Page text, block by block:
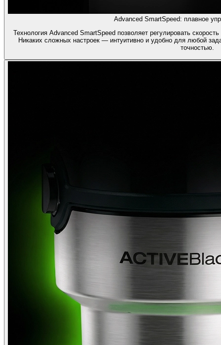
Advanced SmartSpeed: плавное
Технология Advanced SmartSpeed позволяет регулировать
Никаких сложных настроек — интуитивно и удобно для любой
точностью.